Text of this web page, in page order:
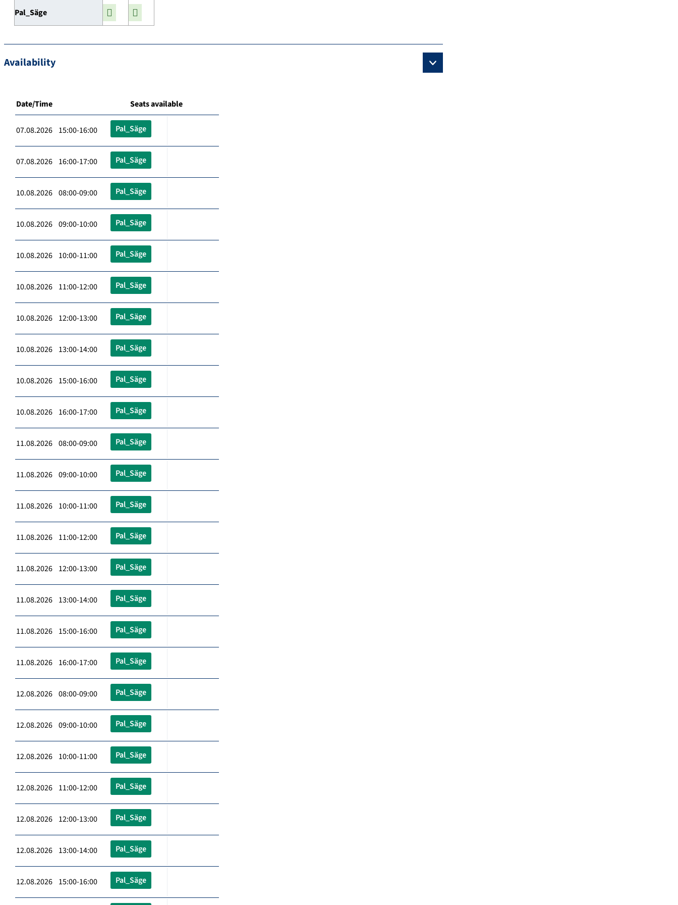
Pal_Säge
Availability
Date/Time Seats available
07.08.2026 15:00-16:00 Pal_Säge
07.08.2026 16:00-17:00 Pal_Säge
10.08.2026 08:00-09:00 Pal_Säge
10.08.2026 09:00-10:00 Pal_Säge
10.08.2026 10:00-11:00 Pal_Säge
10.08.2026 11:00-12:00 Pal_Säge
10.08.2026 12:00-13:00 Pal_Säge
10.08.2026 13:00-14:00 Pal_Säge
10.08.2026 15:00-16:00 Pal_Säge
10.08.2026 16:00-17:00 Pal_Säge
11.08.2026 08:00-09:00 Pal_Säge
11.08.2026 09:00-10:00 Pal_Säge
11.08.2026 10:00-11:00 Pal_Säge
11.08.2026 11:00-12:00 Pal_Säge
11.08.2026 12:00-13:00 Pal_Säge
11.08.2026 13:00-14:00 Pal_Säge
11.08.2026 15:00-16:00 Pal_Säge
11.08.2026 16:00-17:00 Pal_Säge
12.08.2026 08:00-09:00 Pal_Säge
12.08.2026 09:00-10:00 Pal_Säge
12.08.2026 10:00-11:00 Pal_Säge
12.08.2026 11:00-12:00 Pal_Säge
12.08.2026 12:00-13:00 Pal_Säge
12.08.2026 13:00-14:00 Pal_Säge
12.08.2026 15:00-16:00 Pal_Säge